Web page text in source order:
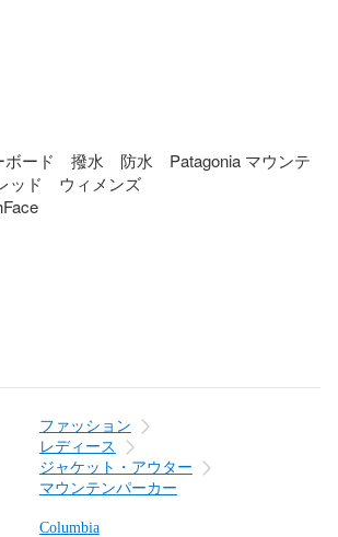
ード　撥水　防水　Patagonia マウンテ
ッド　ウィメンズ
ファッション
レディース
ジャケット・アウター
マウンテンパーカー
Columbia